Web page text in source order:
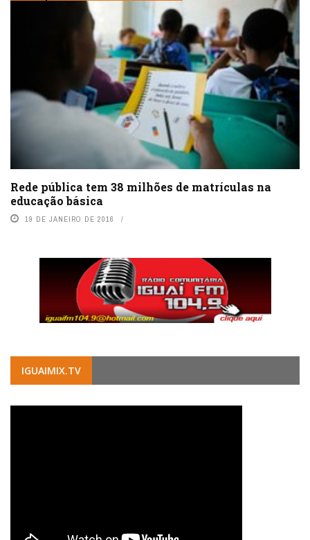
Rede pública tem 38 milhões de matrículas na
educação básica
19 DE JANEIRO DE 2016
IGUAIMIX.TV